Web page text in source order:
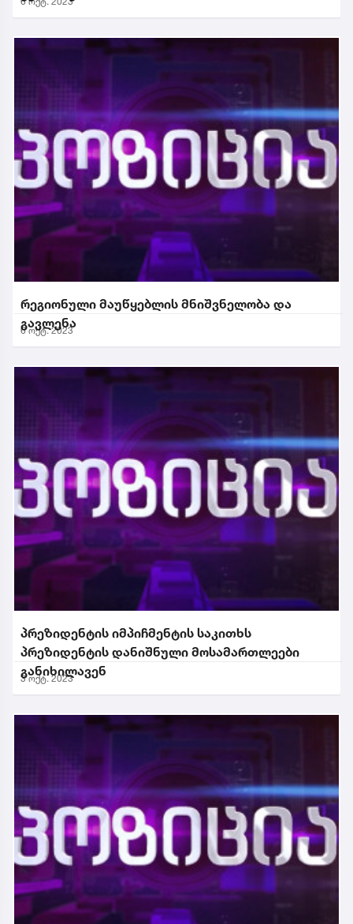
რეგიონული მაუწყებლის მნიშვნელობა და
გავლენა
6 ოქტ. 2023
პრეზიდენტის იმპიჩმენტის საკითხს
პრეზიდენტის დანიშნული მოსამართლეები
განიხილავენ
3 ოქტ. 2023